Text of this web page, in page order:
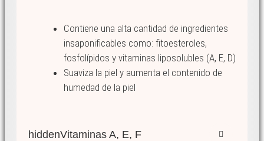
Contiene una alta cantidad de ingredientes
insaponificables como: fitoesteroles,
fosfolípidos y vitaminas liposolubles (A, E, D)
Suaviza la piel y aumenta el contenido de
humedad de la piel
hiddenVitaminas A, E, F